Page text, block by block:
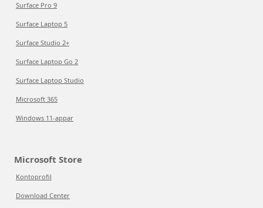
Surface Pro 9
Surface Laptop 5
Surface Studio 2+
Surface Laptop Go 2
Surface Laptop Studio
Microsoft 365
Windows 11-appar
Microsoft Store
Kontoprofil
Download Center